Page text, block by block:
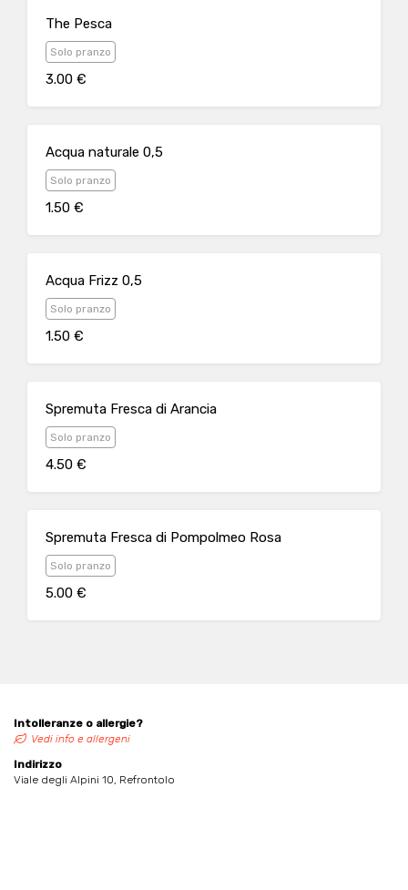
The Pesca
Solo pranzo
3.00 €
Acqua naturale 0,5
Solo pranzo
1.50 €
Acqua Frizz 0,5
Solo pranzo
1.50 €
Spremuta Fresca di Arancia
Solo pranzo
4.50 €
Spremuta Fresca di Pompolmeo Rosa
Solo pranzo
5.00 €
Intolleranze o allergie?
Vedi info e allergeni
Indirizzo
Viale degli Alpini 10, Refrontolo